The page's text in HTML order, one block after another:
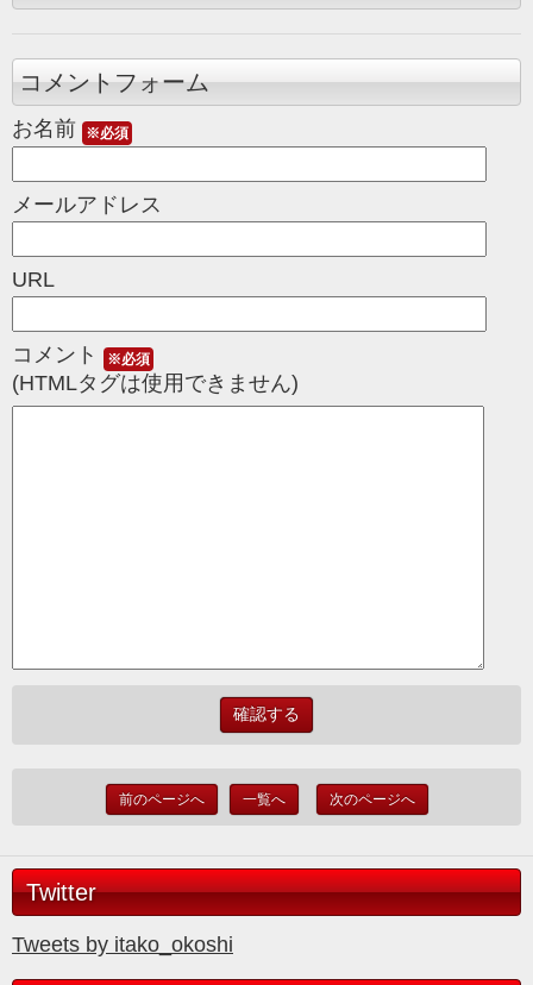
コメントフォーム
お名前 ※必須
メールアドレス
URL
コメント ※必須
(HTMLタグは使用できません)
前のページへ 一覧へ 次のページへ
Twitter
Tweets by itako_okoshi